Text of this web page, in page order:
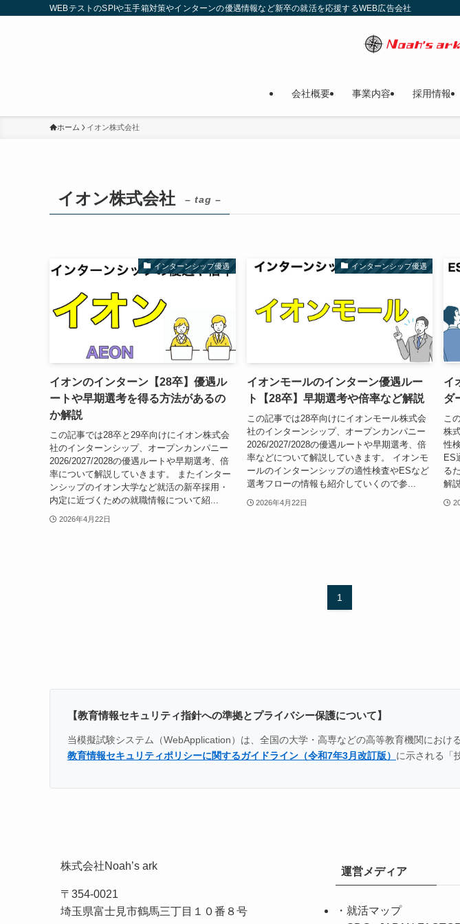
WEBテストのSPIや玉手箱対策やインターンの優遇情報など新卒の就活を応援するWEB広告会社
会社概要 事業内容 採用情報
ホーム イオン株式会社
イオン株式会社 – tag –
インターンシップ優遇
イオンのインターン【28卒】優遇ル
ートや早期選考を得る方法があるの
か解説
この記事では28卒と29卒向けにイオン株式会
社のインターンシップ、オープンカンパニー
2026/2027/2028の優遇ルートや早期選考、倍
率について解説していきます。 またインター
ンシップのイオン大学など就活の新卒採用・
内定に近づくための就職情報について紹...
2026年4月22日
インターンシップ優遇
イオンモールのインターン優遇ルー
ト【28卒】早期選考や倍率など解説
この記事では28卒向けにイオンモール株式会
社のインターンシップ、オープンカンパニー
2026/2027/2028の優遇ルートや早期選考、倍
率などについて解説していきます。 イオンモ
ールのインターンシップの適性検査やESなど
選考フローの情報も紹介していくので参...
2026年4月22日
イ
ダ
こ
株
性
ES
る
解
1
【教育情報セキュリティ指針への準拠とプライバシー保護について】
当模擬試験システム（WebApplication）は、全国の大学・高専などの高等教育機関にお
教育情報セキュリティポリシーに関するガイドライン（令和7年3月改訂版） に示される「
株式会社Noah’s ark
〒354-0021
埼玉県富士見市鶴馬三丁目１０番８号
運営メディア
・ 就活マップ